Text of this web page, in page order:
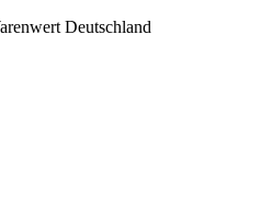
Deutschland